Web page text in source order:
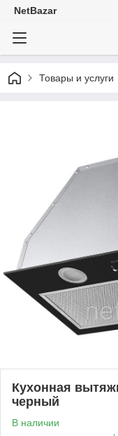
NetBazar
Товары и услуги
Кухонная
черный
В наличии